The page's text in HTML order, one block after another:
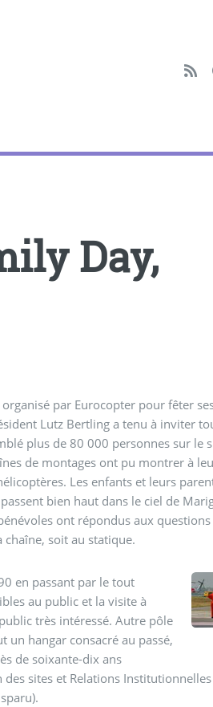
Day,
par Eurocopter pour fêter
Lutz Bertling a tenu à inviter
plus de 80 000 personnes sur le
de montages ont pu montrer à
Les enfants et leurs
bien haut dans le ciel de
ont répondus aux
soit au statique.
en passant par le tout
au public et la visite à
très intéressé. Autre pôle
un hangar consacré au passé,
de soixante-dix ans
sites et Relations Institutionnelles
disparu).